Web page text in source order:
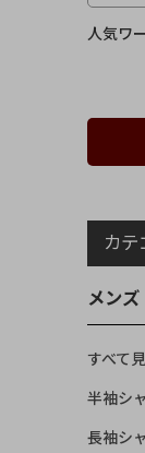
人気ワ
カテ
メンズ
すべて
半袖シ
長袖シ